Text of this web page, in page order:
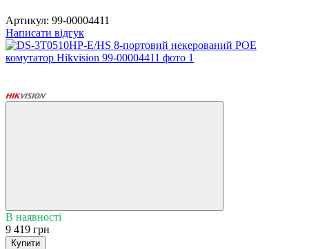
Артикул: 99-00004411
Написати відгук
В наявності
9 419 грн
Купити